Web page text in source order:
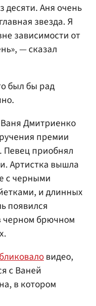
десяти. Аня очень
звезда. Я
зависимости от
— сказал
был бы рад
Дмитриенко
премии
Певец приобнял
Артистка вышла
с черными
и длинных
появился
черном брючном
видео,
с Ваней
в котором